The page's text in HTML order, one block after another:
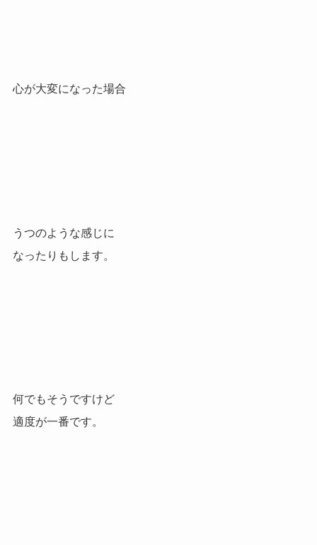
心が大変になった場合
うつのような感じに
なったりもします。
何でもそうですけど
適度が一番です。